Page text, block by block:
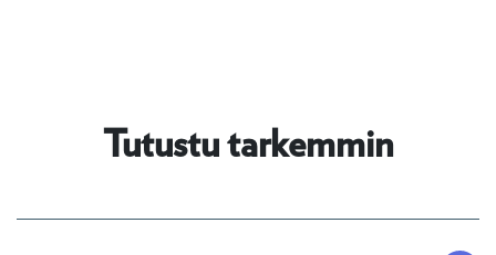
Tutustu tarkemmin